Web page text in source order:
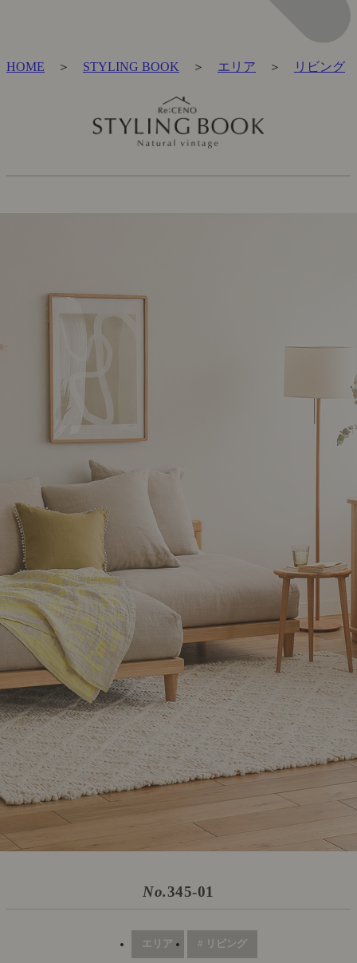
HOME ＞ STYLING BOOK ＞ エリア ＞ リビング
No.345-01
エリア # リビング